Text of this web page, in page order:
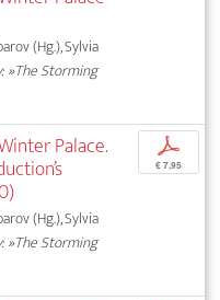
(Hg.), Sylvia
»The Storming
Palace.
(Hg.), Sylvia
»The Storming
p
€ 7,95